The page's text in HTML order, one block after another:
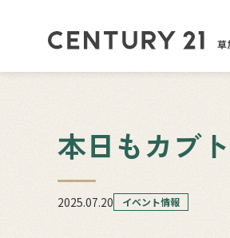
本日もカブ
2025.07.20 イベント情報